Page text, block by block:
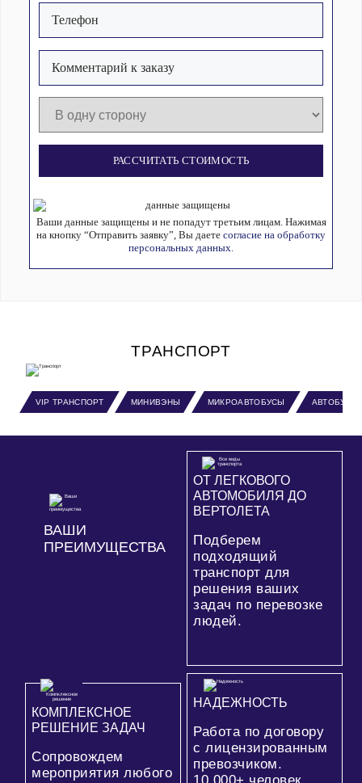
РАССЧИТАТЬ СТОИМОСТЬ
Ваши данные защищены и не попадут третьим лицам. Нажимая
на кнопку “Отправить заявку”, Вы даете согласие на обработку
персональных данных.
ТРАНСПОРТ
VIP ТРАНСПОРТ МИНИВЭНЫ МИКРОАВТОБУСЫ АВТОБУСЫ
ВАШИ
ПРЕИМУЩЕСТВА
ОТ ЛЕГКОВОГО
АВТОМОБИЛЯ ДО
ВЕРТОЛЕТА
Подберем
подходящий
транспорт для
решения ваших
задач по перевозке
людей.
КОМПЛЕКСНОЕ
РЕШЕНИЕ ЗАДАЧ
Сопровождем
мероприятия любого
НАДЕЖНОСТЬ
Работа по договору
с лицензированным
превозчиком.
10 000+ человек